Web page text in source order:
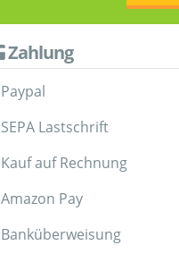
Zahlung
Paypal
SEPA Lastschrift
Kauf auf Rechnung
Amazon Pay
Banküberweisung